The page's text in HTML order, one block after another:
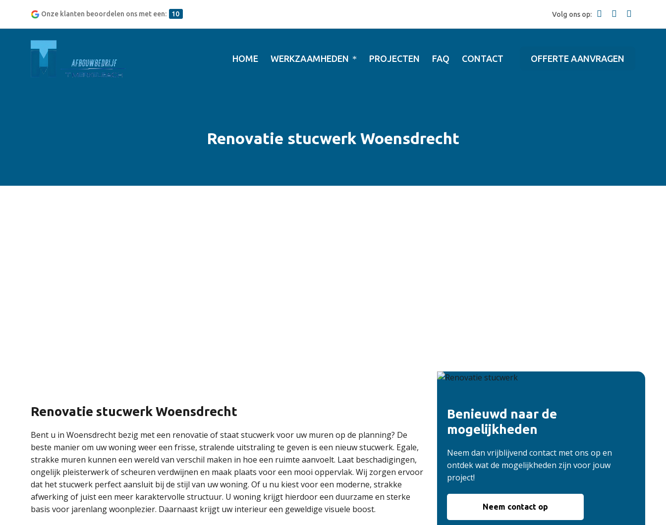
Onze klanten beoordelen ons met een: 10 Volg ons op:
HOME WERKZAAMHEDEN PROJECTEN FAQ CONTACT OFFERTE AANVRAGEN
Renovatie stucwerk Woensdrecht
Renovatie stucwerk Woensdrecht
Bent u in Woensdrecht bezig met een renovatie of staat stucwerk voor uw muren op de planning? De
beste manier om uw woning weer een frisse, stralende uitstraling te geven is een nieuw stucwerk. Egale,
strakke muren kunnen een wereld van verschil maken in hoe een ruimte aanvoelt. Laat beschadigingen,
ongelijk pleisterwerk of scheuren verdwijnen en maak plaats voor een mooi oppervlak. Wij zorgen ervoor
dat het stucwerk perfect aansluit bij de stijl van uw woning. Of u nu kiest voor een moderne, strakke
afwerking of juist een meer karaktervolle structuur. U woning krijgt hierdoor een duurzame en sterke
basis voor jarenlang woonplezier. Daarnaast krijgt uw interieur een geweldige visuele boost.
Benieuwd naar de
mogelijkheden
Neem dan vrijblijvend contact met ons op en
ontdek wat de mogelijkheden zijn voor jouw
project!
Neem contact op